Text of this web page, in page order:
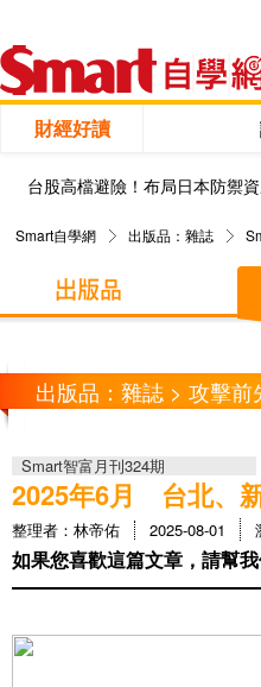
財經好讀
台股高檔避險！布局日本防禦
Smart自學網 出版品：雜誌
出版品：雜誌 > 攻擊
Smart智富月刊324期
2025年6月 台北、
整理者：林帝佑 2025-08-01
如果您喜歡這篇文章，請幫我